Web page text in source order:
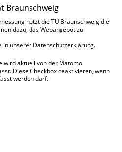
Braunschweig
nutzt die TU Braunschweig die
dazu, das Webangebot zu
in unserer Datenschutzerklärung.
wird aktuell von der Matomo
Diese Checkbox deaktivieren, wenn
werden darf.